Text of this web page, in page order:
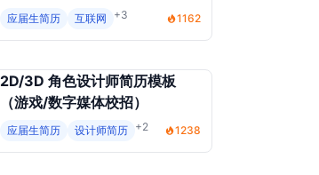
应届生简历 互联网 +3 1162
2D/3D 角色设计师简历模板
（游戏/数字媒体校招）
应届生简历 设计师简历 +2 1238